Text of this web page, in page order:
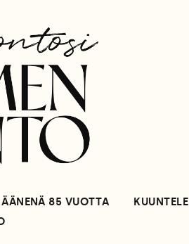
85 VUOTTA KUUNTELE